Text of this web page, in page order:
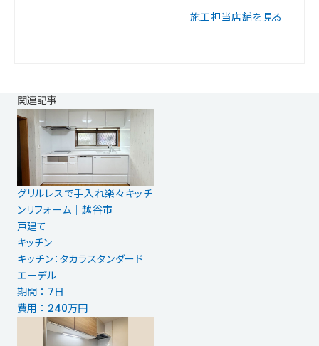
施工担当店舗を見る
関連記事
グリルレスで手入れ楽々キッチ
ンリフォーム｜越谷市
戸建て
キッチン
キッチン：タカラスタンダード
エーデル
期間 ： 7日
費用 ： 240万円